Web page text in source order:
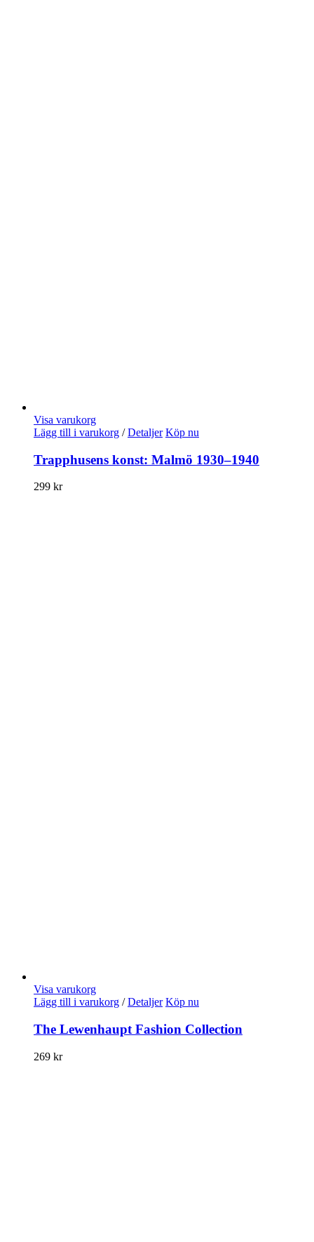
Visa varukorg
Lägg till i varukorg / Detaljer Köp nu
Trapphusens konst: Malmö 1930–1940
299 kr
Visa varukorg
Lägg till i varukorg / Detaljer Köp nu
The Lewenhaupt Fashion Collection
269 kr